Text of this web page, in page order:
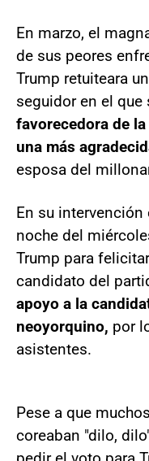
En marzo, el
de sus peores
Trump retuiteara
seguidor en el
favorecedora de
una más
esposa del
En su
noche del
Trump para
candidato del
apoyo a la
neoyorquino, por
asistentes.
Pese a que
coreaban "dilo,